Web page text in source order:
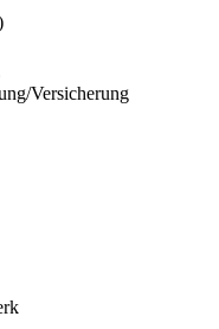
Versicherung